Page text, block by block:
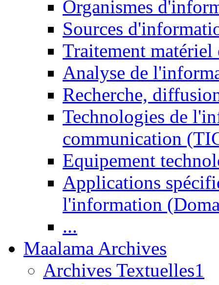
Organismes
Sources
Traitement matériel
Analyse de
Recherche,
Technologies de
communication
Equipement
Applications
l'information
...
Maalama Archives
Archives Textuelles1